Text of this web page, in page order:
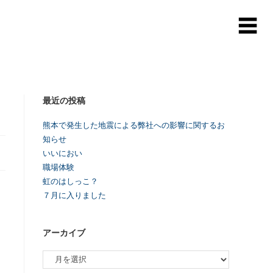
最近の投稿
熊本で発生した地震による弊社への影響に関するお
知らせ
いいにおい
職場体験
虹のはしっこ？
７月に入りました
アーカイブ